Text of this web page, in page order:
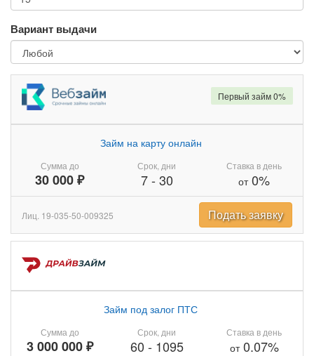
Вариант выдачи
Сумма до
30 000 ₽
Займ на карту онлайн
Срок, дни
7- 30
Ставка в день
от0%
Первый займ 0%
Лиц. 19-035-50-009325 Подать заявку
Сумма до
3 000 000 ₽
Займ под залог ПТС
Срок, дни
60 - 1095
Ставка в день
от0.07%